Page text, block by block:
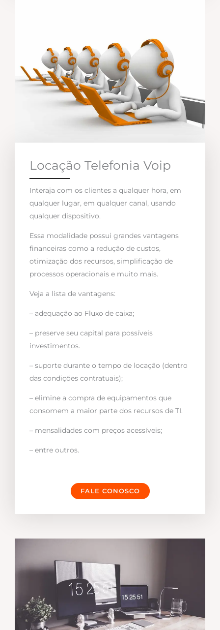
Locação Telefonia Voip
Interaja com os clientes a qualquer hora, em
qualquer lugar, em qualquer canal, usando
qualquer dispositivo.
Essa modalidade possui grandes vantagens
financeiras como a redução de custos,
otimização dos recursos, simplificação de
processos operacionais e muito mais.
Veja a lista de vantagens:
– adequação ao Fluxo de caixa;
– preserve seu capital para possíveis
investimentos.
– suporte durante o tempo de locação (dentro
das condições contratuais);
– elimine a compra de equipamentos que
consomem a maior parte dos recursos de TI.
– mensalidades com preços acessíveis;
– entre outros.
FALE CONOSCO